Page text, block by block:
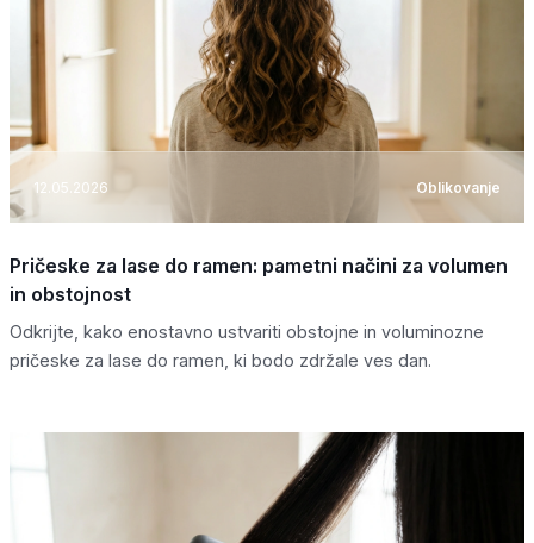
12.05.2026 Oblikovanje
Pričeske za lase do ramen: pametni načini za volumen
in obstojnost
Odkrijte, kako enostavno ustvariti obstojne in voluminozne
pričeske za lase do ramen, ki bodo zdržale ves dan.